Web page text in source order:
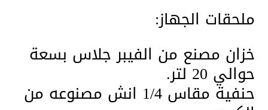
ملحقات الجهاز:
خزان مصنع من الفيبر جلاس بسعة
حوالي 20 لتر.
حنفية مقاس 1/4 انش مصنوعه من